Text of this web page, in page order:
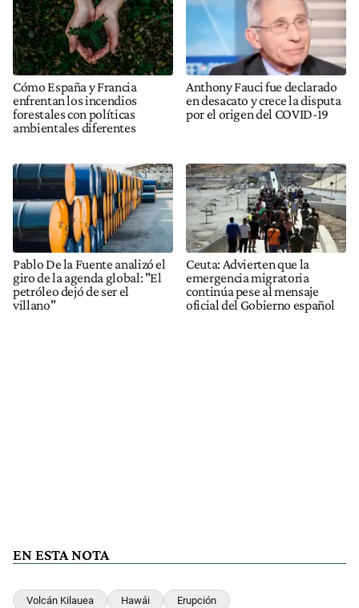
Cómo España y Francia
enfrentan los incendios
forestales con políticas
ambientales diferentes
Anthony Fauci fue declarado
en desacato y crece la disputa
por el origen del COVID-19
Pablo De la Fuente analizó el
giro de la agenda global: "El
petróleo dejó de ser el
villano"
Ceuta: Advierten que la
emergencia migratoria
continúa pese al mensaje
oficial del Gobierno español
EN ESTA NOTA
Volcán Kilauea Hawái Erupción